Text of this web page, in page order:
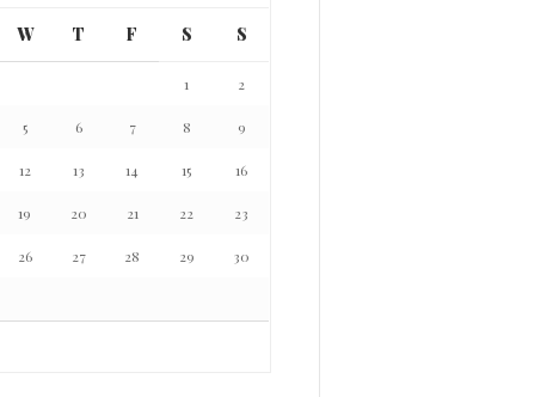
W T F S S
1 2
5 6 7 8 9
12 13 14 15 16
19 20 21 22 23
26 27 28 29 30